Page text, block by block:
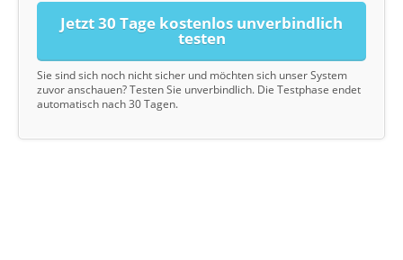
Jetzt 30 Tage kostenlos unverbindlich
testen
Sie sind sich noch nicht sicher und möchten sich unser System
zuvor anschauen? Testen Sie unverbindlich. Die Testphase endet
automatisch nach 30 Tagen.